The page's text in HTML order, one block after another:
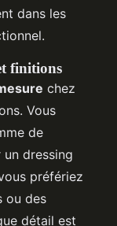
dans les
finitions
chez
Vous
de
dressing
préfériez
ou des
détail est